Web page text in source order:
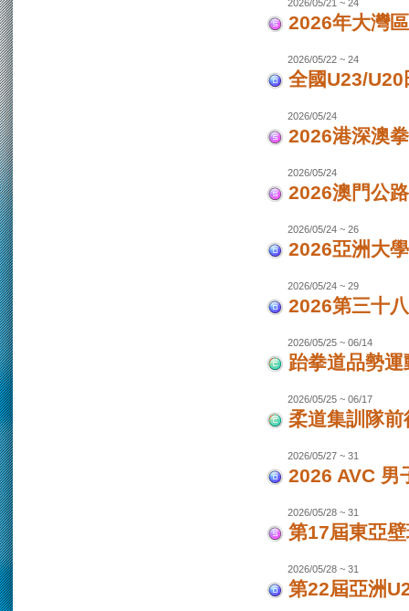
2026/05/21 ~ 24
2026年大灣
2026/05/22 ~ 24
全國U23/
2026/05/24
2026港深澳
2026/05/24
2026澳門公
2026/05/24 ~ 26
2026亞洲大
2026/05/24 ~ 29
2026第三十
2026/05/25 ~ 06/14
跆拳道品勢
2026/05/25 ~ 06/17
柔道集訓隊
2026/05/27 ~ 31
2026 AVC 男
2026/05/28 ~ 31
第17屆東亞
2026/05/28 ~ 31
第22屆亞洲